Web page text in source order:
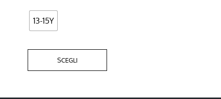
13-15Y
SCEGLI
del
prodotto